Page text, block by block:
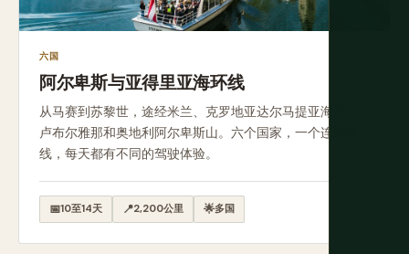
六国
阿尔卑斯与亚得里亚海环线
从马赛到苏黎世，途经米兰、克罗地亚达尔马提亚海岸、
卢布尔雅那和奥地利阿尔卑斯山。六个国家，一个连续环
线，每天都有不同的驾驶体验。
📅10至14天 📍2,200公里 🌟多国